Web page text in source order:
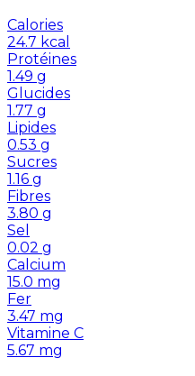
Calories
24.7 kcal
Protéines
1.49 g
Glucides
1.77 g
Lipides
0.53 g
Sucres
1.16 g
Fibres
3.80 g
Sel
0.02 g
Calcium
15.0 mg
Fer
3.47 mg
Vitamine C
5.67 mg